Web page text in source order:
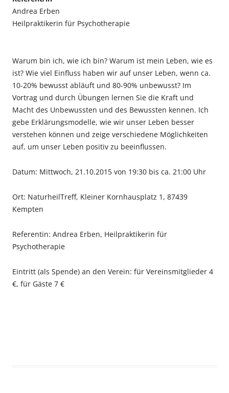
Andrea Erben
Heilpraktikerin für Psychotherapie
Warum bin ich, wie ich bin? Warum ist mein Leben, wie es
ist? Wie viel Einfluss haben wir auf unser Leben, wenn ca.
10-20% bewusst abläuft und 80-90% unbewusst? Im
Vortrag und durch Übungen lernen Sie die Kraft und
Macht des Unbewussten und des Bewussten kennen. Ich
gebe Erklärungsmodelle, wie wir unser Leben besser
verstehen können und zeige verschiedene Möglichkeiten
auf, um unser Leben positiv zu beeinflussen.
Datum: Mittwoch, 21.10.2015 von 19:30 bis ca. 21:00 Uhr
Ort: NaturheilTreff, Kleiner Kornhausplatz 1, 87439
Kempten
Referentin: Andrea Erben, Heilpraktikerin für
Psychotherapie
Eintritt (als Spende) an den Verein: für Vereinsmitglieder 4
€, für Gäste 7 €